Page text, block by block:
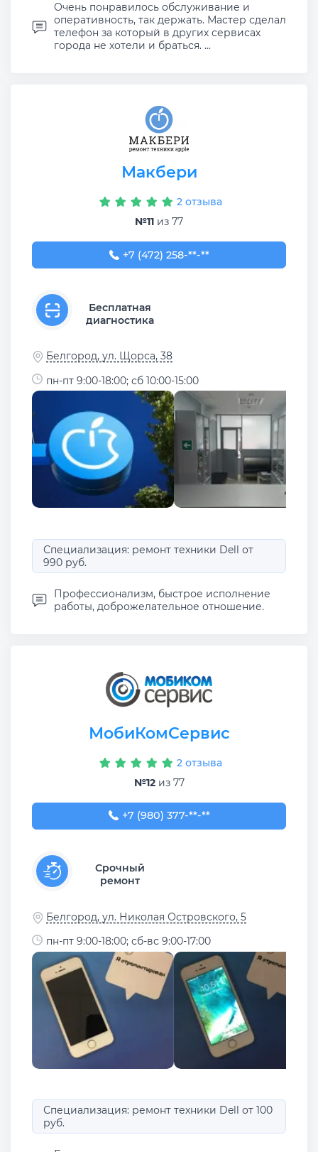
Очень понравилось обслуживание и
оперативность, так держать. Мастер сделал
телефон за который в других сервисах
города не хотели и браться. ...
Макбери
2 отзыва
№11 из 77
+7 (472) 258-59-58
+7 (472) 258-**-**
Бесплатная
диагностика
Белгород, ул. Щорса, 38
пн-пт 9:00-18:00; сб 10:00-15:00
Специализация: ремонт техники Dell от
990 руб.
Профессионализм, быстрое исполнение
работы, доброжелательное отношение.
МобиКомСервис
2 отзыва
№12из 77
+7 (980) 377-77-77
+7 (980) 377-**-**
Срочный
ремонт
Белгород, ул. Николая Островского, 5
пн-пт 9:00-18:00; сб-вс 9:00-17:00
Специализация: ремонт техники Dell от 100
руб.